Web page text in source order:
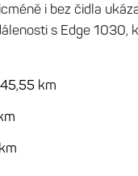
i bez čidla
s Edge 1030,
km